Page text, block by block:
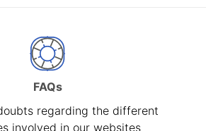
FAQs
regarding the different
involved in our websites